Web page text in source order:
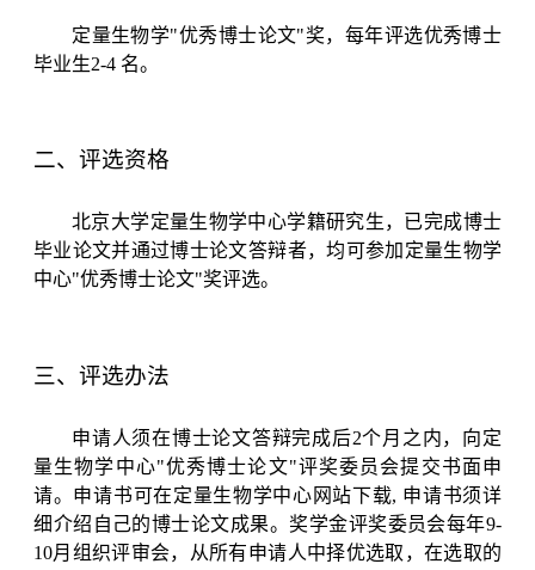
定量生物学"优秀博士论文"奖，每年评选优秀博士
毕业生2-4 名。
二、评选资格
北京大学定量生物学中心学籍研究生，已完成博士
毕业论文并通过博士论文答辩者，均可参加定量生物学
中心"优秀博士论文"奖评选。
三、评选办法
申请人须在博士论文答辩完成后2个月之内，向定
量生物学中心"优秀博士论文"评奖委员会提交书面申
请。申请书可在定量生物学中心网站下载, 申请书须详
细介绍自己的博士论文成果。奖学金评奖委员会每年9-
10月组织评审会，从所有申请人中择优选取，在选取的